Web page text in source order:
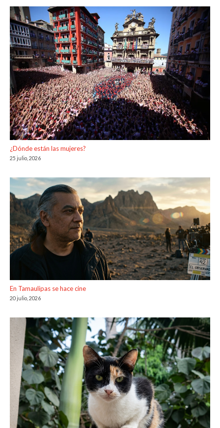
¿Dónde están las mujeres?
25 julio, 2026
En Tamaulipas se hace cine
20 julio, 2026